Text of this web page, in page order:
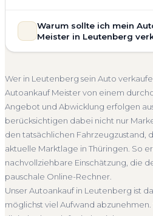
Getriebeschaden
Faire
Einschätzung, die nah am
speziell für den Markt in Thüringen.
umfasst die kostenlose Abholung
egal ob zu Hause, am
erfolgt direkt bei Übergabe, auf
auch die Abmeldung.
Abholung Leutenberg Nicht
Abmeldung inklusive
Warum sollte ich mein
Meister in Leutenberg
deutschlandweit an — auch in
Thüringen. Sie erhalten eine
verbindliches Angebot und auf
Service von der Abholung bis zur
zufriedene Kunden sprechen für
Seit 2010 4.800+ Ankäufe
Thüringen
Wer in Leutenberg sein Auto
Autoankauf Meister von einem
Angebot und Abwicklung erfolgen
berücksichtigen dabei nicht nur
den tatsächlichen Fahrzeugzustand,
aktuelle Marktlage in Thüringen. So
nachvollziehbare Einschätzung, die
pauschale Online-Rechner.
Unser Autoankauf in Leutenberg ist
möglichst viel Aufwand